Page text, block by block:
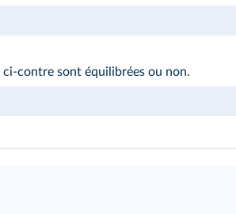
contre sont équilibrées ou non.